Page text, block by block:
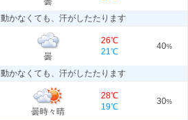
動かなくても、汗がしたたります
曇
26℃
21℃
40%
動かなくても、汗がしたたります
曇時々晴
28℃
19℃
30%